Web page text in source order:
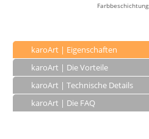
Farbbeschichtung
karoArt | Eigenschaften
karoArt | Die Vorteile
karoArt | Technische Details
karoArt | Die FAQ